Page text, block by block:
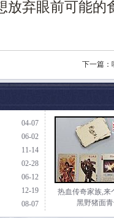
放弃眼前可能的
下一篇：
04-07
06-02
11-14
02-28
06-12
12-19
08-07
热血传奇家族,来
黑野猪面